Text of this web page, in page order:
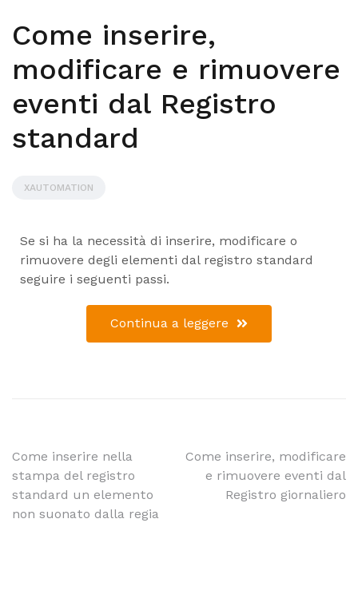
Come inserire,
modificare e rimuovere
eventi dal Registro
standard
XAUTOMATION
Se si ha la necessità di inserire, modificare o
rimuovere degli elementi dal registro standard
seguire i seguenti passi.
Continua a leggere
Come inserire nella
stampa del registro
standard un elemento
non suonato dalla regia
Come inserire, modificare
e rimuovere eventi dal
Registro giornaliero